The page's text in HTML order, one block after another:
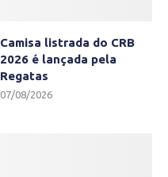
Camisa listrada do CRB
2026 é lançada pela
Regatas
07/08/2026